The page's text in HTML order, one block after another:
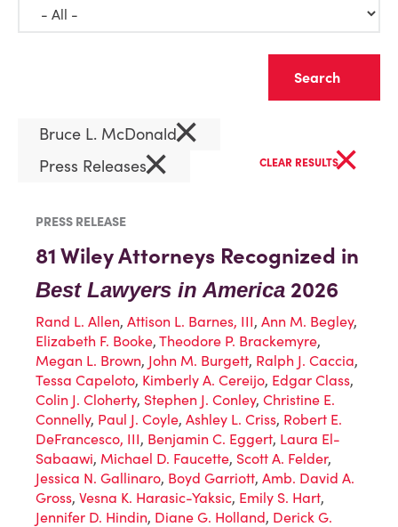
Bruce L. McDonald×
Press Releases× CLEAR RESULTS×
PRESS RELEASE
81 Wiley Attorneys Recognized in
Best Lawyers in America 2026
Rand L. Allen, Attison L. Barnes, III, Ann M. Begley,
Elizabeth F. Booke, Theodore P. Brackemyre,
Megan L. Brown, John M. Burgett, Ralph J. Caccia,
Tessa Capeloto, Kimberly A. Cereijo, Edgar Class,
Colin J. Cloherty, Stephen J. Conley, Christine E.
Connelly, Paul J. Coyle, Ashley L. Criss, Robert E.
DeFrancesco, III, Benjamin C. Eggert, Laura El-
Sabaawi, Michael D. Faucette, Scott A. Felder,
Jessica N. Gallinaro, Boyd Garriott, Amb. David A.
Gross, Vesna K. Harasic-Yaksic, Emily S. Hart,
Jennifer D. Hindin, Diane G. Holland, Derick G.